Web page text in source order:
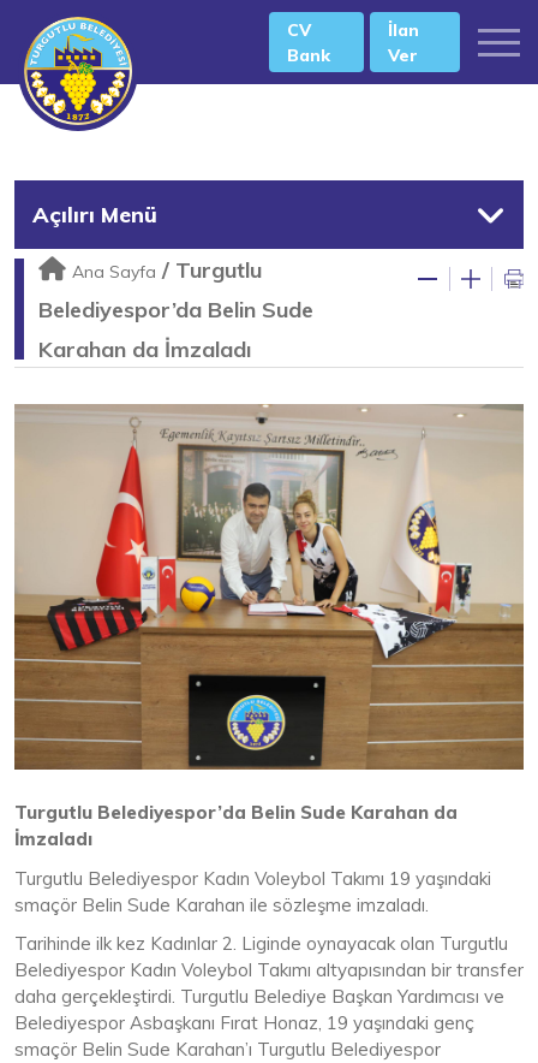
CV
Bank
İlan
Ver
Açılırı Menü
Ana Sayfa / Turgutlu
Belediyespor’da Belin Sude
Karahan da İmzaladı
Turgutlu Belediyespor’da Belin Sude Karahan da
İmzaladı
Turgutlu Belediyespor Kadın Voleybol Takımı 19 yaşındaki
smaçör Belin Sude Karahan ile sözleşme imzaladı.
Tarihinde ilk kez Kadınlar 2. Liginde oynayacak olan Turgutlu
Belediyespor Kadın Voleybol Takımı altyapısından bir transfer
daha gerçekleştirdi. Turgutlu Belediye Başkan Yardımcısı ve
Belediyespor Asbaşkanı Fırat Honaz, 19 yaşındaki genç
smaçör Belin Sude Karahan’ı Turgutlu Belediyespor